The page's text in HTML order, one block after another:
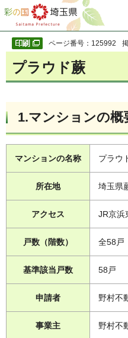
彩の国 埼玉県
ページ番号：125992
プラウド蕨
1.マンションの概
マンションの名称 プラウ
所在地 埼玉県
アクセス JR京浜
戸数（階数） 全58戸
基準該当戸数 58戸
申請者 野村不
事業主 野村不